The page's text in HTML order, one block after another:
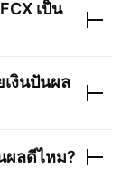
เป็น
งินปันผล
ผลดีไหม?